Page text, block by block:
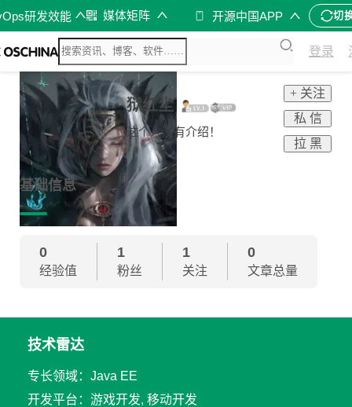
研发效能 媒体矩阵 开源中国APP 切
登录
狱红尘
这个人没有介绍！
+ 关注
私 信
拉 黑
基础信息
0
经验值
1
粉丝
1
关注
0
文章总量
技术雷达
专长领域：Java EE
开发平台：游戏开发, 移动开发